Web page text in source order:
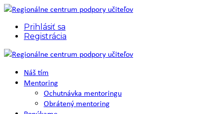
Prihlásiť sa
Registrácia
Náš tím
Mentoring
Ochutnávka mentoringu
Obrátený mentoring